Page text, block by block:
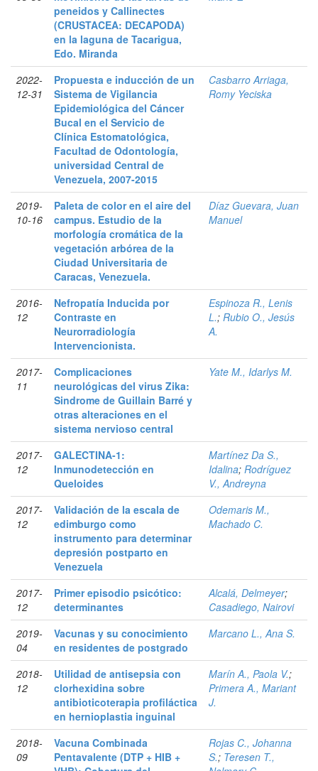
peneidos y Callinectes
(CRUSTACEA: DECAPODA)
en la laguna de Tacarigua,
Edo. Miranda
2022-
12-31
Propuesta e inducción de un
Sistema de Vigilancia
Epidemiológica del Cáncer
Bucal en el Servicio de
Clínica Estomatológica,
Facultad de Odontología,
universidad Central de
Venezuela, 2007-2015
Casbarro Arriaga,
Romy Yeciska
2019-
10-16
Paleta de color en el aire del
campus. Estudio de la
morfología cromática de la
vegetación arbórea de la
Ciudad Universitaria de
Caracas, Venezuela.
Díaz Guevara, Juan
Manuel
2016-
12
Nefropatía Inducida por
Contraste en
Neurorradiología
Intervencionista.
Espinoza R., Lenis
L.; Rubio O., Jesús
A.
2017-
11
Complicaciones
neurológicas del virus Zika:
Sindrome de Guillain Barré y
otras alteraciones en el
sistema nervioso central
Yate M., Idarlys M.
2017-
12
GALECTINA-1:
Inmunodetección en
Queloides
Martínez Da S.,
Idalina; Rodríguez
V., Andreyna
2017-
12
Validación de la escala de
edimburgo como
instrumento para determinar
depresión postparto en
Venezuela
Odemaris M.,
Machado C.
2017-
12
Primer episodio psicótico:
determinantes
Alcalá, Delmeyer;
Casadiego, Nairovi
2019-
04
Vacunas y su conocimiento
en residentes de postgrado
Marcano L., Ana S.
2018-
12
Utilidad de antisepsia con
clorhexidina sobre
antibioticoterapia profiláctica
en hernioplastia inguinal
Marín A., Paola V.;
Primera A., Mariant
J.
2018-
09
Vacuna Combinada
Pentavalente (DTP + HIB +
Rojas C., Johanna
S.; Teresen T.,